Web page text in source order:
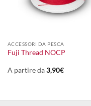
ACCESSORI DA PESCA
Fuji Thread NOCP
A partire da3,90€